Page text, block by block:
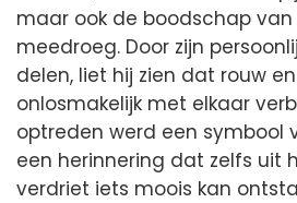
maar ook de boodschap van
meedroeg. Door zijn
delen, liet hij zien dat rouw
onlosmakelijk met elkaar
optreden werd een symbool
een herinnering dat zelfs uit
verdriet iets moois kan